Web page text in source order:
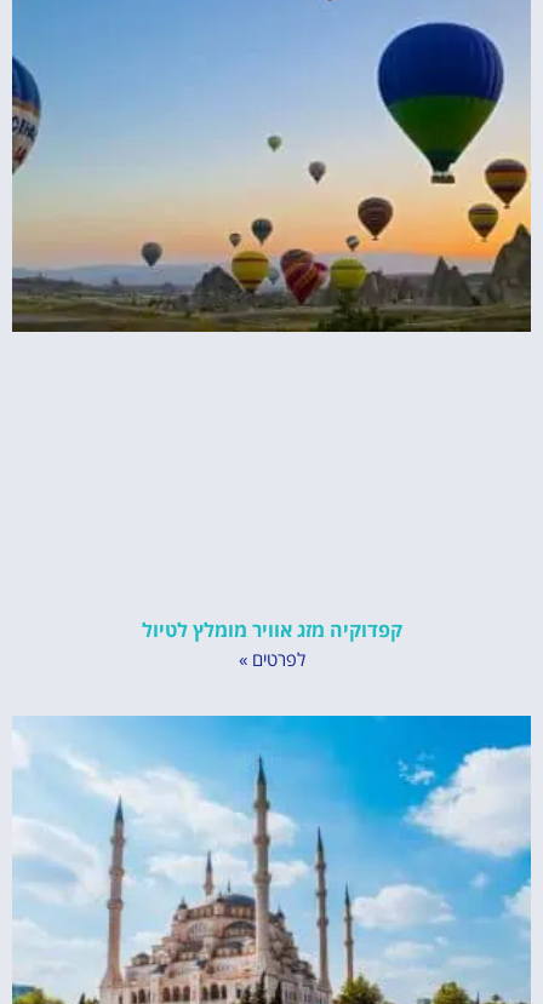
קפדוקיה מזג אוויר מומלץ לטיול
לפרטים »